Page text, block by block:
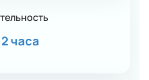
2 часа